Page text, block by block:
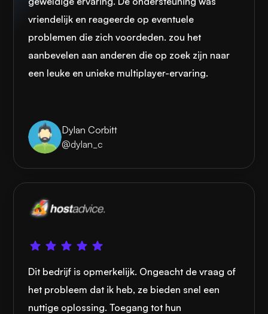
vriendelijk en reageerde op eventuele
problemen die zich voordeden. zou het
aanbevelen aan anderen die op zoek zijn naar
een leuke en unieke multiplayer-ervaring.
Dylan Corbitt
@dylan_c
Dit bedrijf is opmerkelijk. Ongeacht de vraag of
het probleem dat ik heb, ze bieden snel een
nuttige oplossing. Toegang tot hun